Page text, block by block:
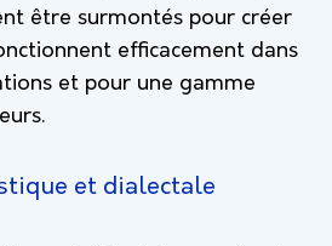
être surmontés pour créer
efficacement dans
et pour une gamme
et dialectale